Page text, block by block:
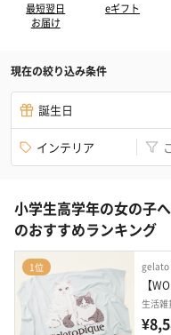
最短翌日
お届け
eギフト
現在の絞り込み条件
誕生日
インテリア
小学生高学年の女の子
のおすすめランキング
1位 gelato
【
生活